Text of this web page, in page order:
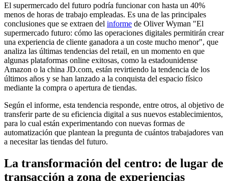
El supermercado del futuro podría funcionar con hasta un 40%
menos de horas de trabajo empleadas. Es una de las principales
conclusiones que se extraen del informe de Oliver Wyman "El
supermercado futuro: cómo las operaciones digitales permitirán crear
una experiencia de cliente ganadora a un coste mucho menor", que
analiza las últimas tendencias del retail, en un momento en que
algunas plataformas online exitosas, como la estadounidense
Amazon o la china JD.com, están revirtiendo la tendencia de los
últimos años y se han lanzado a la conquista del espacio físico
mediante la compra o apertura de tiendas.
Según el informe, esta tendencia responde, entre otros, al objetivo de
transferir parte de su eficiencia digital a sus nuevos establecimientos,
para lo cual están experimentando con nuevas formas de
automatización que plantean la pregunta de cuántos trabajadores van
a necesitar las tiendas del futuro.
La transformación del centro: de lugar de
transacción a zona de experiencias